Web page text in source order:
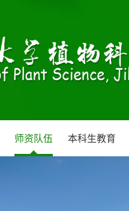
师资队伍 本科生教育